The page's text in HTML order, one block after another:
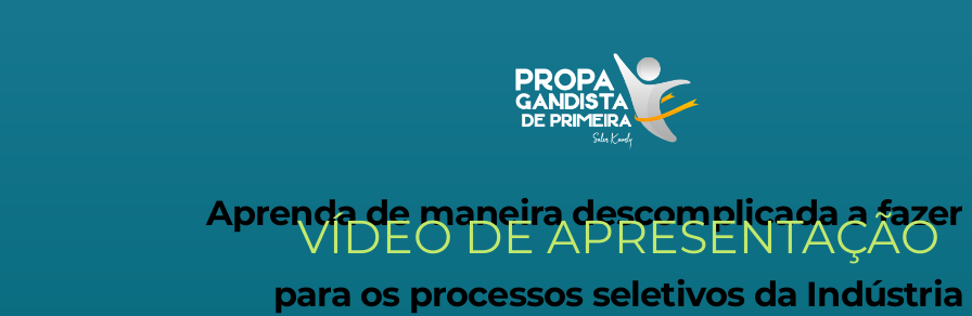
Aprenda de maneira descomplicada a
VÍDEO DE APRESENTAÇÃO
para os processos seletivos da Indústria